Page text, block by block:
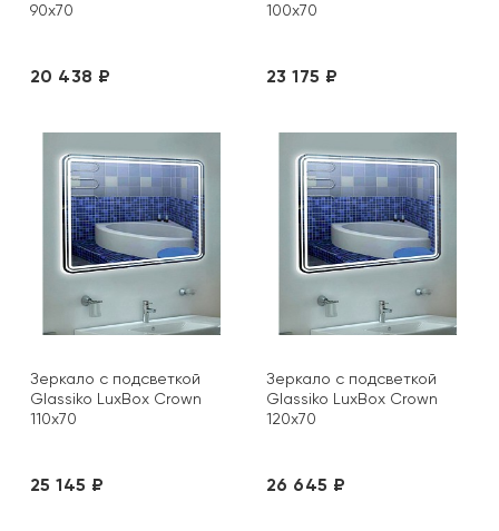
90х70
20 438 ₽
100х70
23 175 ₽
Зеркало с подсветкой
Glassiko LuxBox Crown
110х70
25 145 ₽
Зеркало с подсветкой
Glassiko LuxBox Crown
120х70
26 645 ₽